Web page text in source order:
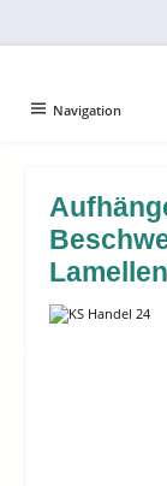
Navigation